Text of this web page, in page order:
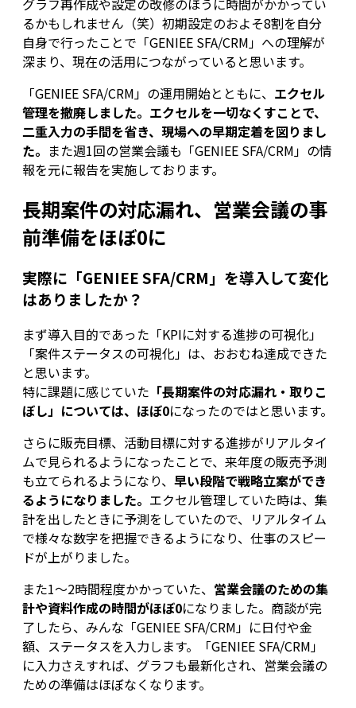
グラフ再作成や設定の改修のほうに時間がかかってい
るかもしれません（笑）初期設定のおよそ8割を自分
自身で行ったことで「GENIEE SFA/CRM」への理解が
深まり、現在の活用につながっていると思います。
「GENIEE SFA/CRM」の運用開始とともに、 エクセル
管理を撤廃しました。エクセルを一切なくすことで、
二重入力の手間を省き、現場への早期定着を図りまし
た。 また週1回の営業会議も「GENIEE SFA/CRM」の情
報を元に報告を実施しております。
長期案件の対応漏れ、営業会議の事
前準備をほぼ0に
実際に「GENIEE SFA/CRM」を導入して変化
はありましたか？
まず導入目的であった「KPIに対する進捗の可視化」
「案件ステータスの可視化」は、おおむね達成できた
と思います。
特に課題に感じていた 「長期案件の対応漏れ・取りこ
ぼし」については、ほぼ0になったのではと思います。
さらに販売目標、活動目標に対する進捗がリアルタイ
ムで見られるようになったことで、来年度の販売予測
も立てられるようになり、 早い段階で戦略立案ができ
るようになりました。 エクセル管理していた時は、集
計を出したときに予測をしていたので、リアルタイム
で様々な数字を把握できるようになり、仕事のスピー
ドが上がりました。
また1～2時間程度かかっていた、 営業会議のための集
計や資料作成の時間がほぼ0になりました。商談が完
了したら、みんな「GENIEE SFA/CRM」に日付や金
額、ステータスを入力します。「GENIEE SFA/CRM」
に入力さえすれば、グラフも最新化され、営業会議の
ための準備はほぼなくなります。